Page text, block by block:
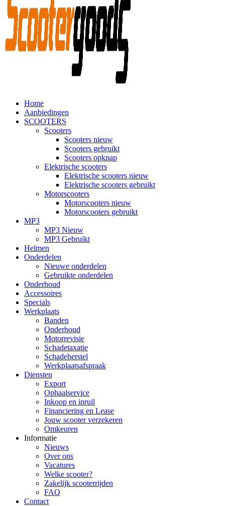
Home
Aanbiedingen
SCOOTERS
Scooters
Scooters nieuw
Scooters gebruikt
Scooters opknap
Elektrische scooters
Elektrische scooters nieuw
Elektrische scooters gebruikt
Motorscooters
Motorscooters nieuw
Motorscooters gebruikt
MP3
MP3 Nieuw
MP3 Gebruikt
Helmen
Onderdelen
Nieuwe onderdelen
Gebruikte onderdelen
Onderhoud
Accessoires
Specials
Werkplaats
Banden
Onderhoud
Motorrevisie
Schadetaxatie
Schadeherstel
Werkplaatsafspraak
Diensten
Export
Ophaalservice
Inkoop en inruil
Financiering en Lease
Jouw scooter verzekeren
Omkeuren
Informatie
Nieuws
Over ons
Vacatures
Welke scooter?
Zakelijk scooterrijden
FAQ
Contact